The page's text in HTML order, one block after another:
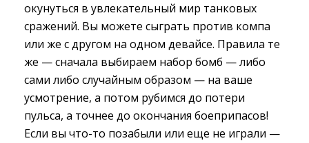
окунуться в увлекательный мир танковых
сражений. Вы можете сыграть против компа
или же с другом на одном девайсе. Правила те
же — сначала выбираем набор бомб — либо
сами либо случайным образом — на ваше
усмотрение, а потом рубимся до потери
пульса, а точнее до окончания боеприпасов!
Если вы что-то позабыли или еще не играли —